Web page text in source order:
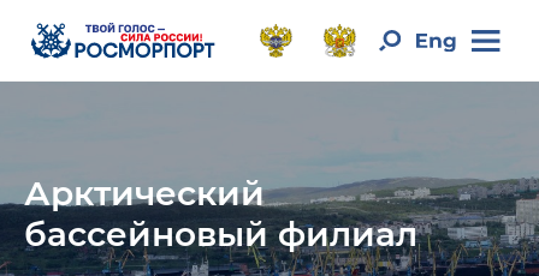
Арктический
бассейновый филиал